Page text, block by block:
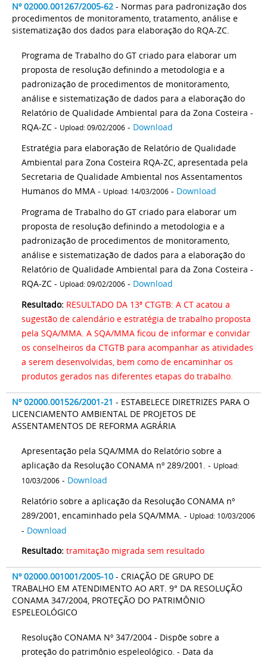
Nº 02000.001267/2005-62 - Normas para padronização dos
procedimentos de monitoramento, tratamento, análise e
sistematização dos dados para elaboração do RQA-ZC.
Programa de Trabalho do GT criado para elaborar um
proposta de resolução definindo a metodologia e a
padronização de procedimentos de monitoramento,
análise e sistematização de dados para a elaboração do
Relatório de Qualidade Ambiental para da Zona Costeira -
RQA-ZC - Upload: 09/02/2006 - Download
Estratégia para elaboração de Relatório de Qualidade
Ambiental para Zona Costeira RQA-ZC, apresentada pela
Secretaria de Qualidade Ambiental nos Assentamentos
Humanos do MMA - Upload: 14/03/2006 - Download
Programa de Trabalho do GT criado para elaborar um
proposta de resolução definindo a metodologia e a
padronização de procedimentos de monitoramento,
análise e sistematização de dados para a elaboração do
Relatório de Qualidade Ambiental para da Zona Costeira -
RQA-ZC - Upload: 09/02/2006 - Download
Resultado: RESULTADO DA 13ª CTGTB: A CT acatou a
sugestão de calendário e estratégia de trabalho proposta
pela SQA/MMA. A SQA/MMA ficou de informar e convidar
os conselheiros da CTGTB para acompanhar as atividades
a serem desenvolvidas, bem como de encaminhar os
produtos gerados nas diferentes etapas do trabalho.
Nº 02000.001526/2001-21 - ESTABELECE DIRETRIZES PARA O
LICENCIAMENTO AMBIENTAL DE PROJETOS DE
ASSENTAMENTOS DE REFORMA AGRÁRIA
Apresentação pela SQA/MMA do Relatório sobre a
aplicação da Resolução CONAMA nº 289/2001. - Upload:
10/03/2006 - Download
Relatório sobre a aplicação da Resolução CONAMA nº
289/2001, encaminhado pela SQA/MMA. - Upload: 10/03/2006
- Download
Resultado: tramitação migrada sem resultado
Nº 02000.001001/2005-10 - CRIAÇÃO DE GRUPO DE
TRABALHO EM ATENDIMENTO AO ART. 9° DA RESOLUÇÃO
CONAMA 347/2004, PROTEÇÃO DO PATRIMÔNIO
ESPELEOLÓGICO
Resolução CONAMA Nº 347/2004 - Dispõe sobre a
proteção do patrimônio espeleológico. - Data da